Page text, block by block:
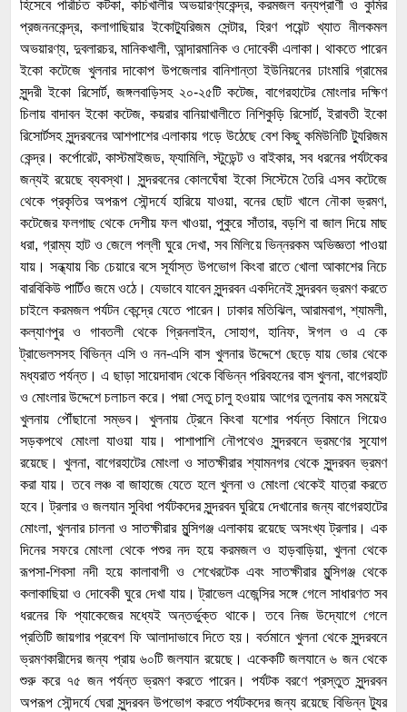
হিসেবে পরিচিত কটকা, কচিখালীর অভয়ারণ্যকেন্দ্র, করমজল বন্যপ্রাণী ও কুমির
প্রজননকেন্দ্র, কলাগাছিয়ার ইকোট্যুরিজম সেন্টার, হিরণ পয়েন্ট খ্যাত নীলকমল
অভয়ারণ্য, দুবলারচর, মানিকখালী, আন্দারমানিক ও দোবেকী এলাকা। থাকতে পারেন
ইকো কটেজে খুলনার দাকোপ উপজেলার বানিশান্তা ইউনিয়নের ঢাংমারি গ্রামের
সুন্দরী ইকো রিসোর্ট, জঙ্গলবাড়িসহ ২০-২৫টি কটেজ, বাগেরহাটের মোংলার দক্ষিণ
চিলায় বাদাবন ইকো কটেজ, কয়রার বানিয়াখালীতে নিশিকুড়ি রিসোর্ট, ইরাবতী ইকো
রিসোর্টসহ সুন্দরবনের আশপাশের এলাকায় গড়ে উঠেছে বেশ কিছু কমিউনিটি ট্যুরিজম
কেন্দ্র। কর্পোরেট, কাস্টমাইজড, ফ্যামিলি, স্টুডেন্ট ও বাইকার, সব ধরনের পর্যটকের
জন্যই রয়েছে ব্যবস্থা। সুন্দরবনের কোলঘেঁষা ইকো সিস্টেমে তৈরি এসব কটেজে
থেকে প্রকৃতির অপরূপ সৌন্দর্যে হারিয়ে যাওয়া, বনের ছোট খালে নৌকা ভ্রমণ,
কটেজের ফলগাছ থেকে দেশীয় ফল খাওয়া, পুকুরে সাঁতার, বড়শি বা জাল দিয়ে মাছ
ধরা, গ্রাম্য হাট ও জেলে পল্লী ঘুরে দেখা, সব মিলিয়ে ভিন্নরকম অভিজ্ঞতা পাওয়া
যায়। সন্ধ্যায় বিচ চেয়ারে বসে সূর্যাস্ত উপভোগ কিংবা রাতে খোলা আকাশের নিচে
বারবিকিউ পার্টিও জমে ওঠে। যেভাবে যাবেন সুন্দরবন একদিনেই সুন্দরবন ভ্রমণ করতে
চাইলে করমজল পর্যটন কেন্দ্রে যেতে পারেন। ঢাকার মতিঝিল, আরামবাগ, শ্যামলী,
কল্যাণপুর ও গাবতলী থেকে গ্রিনলাইন, সোহাগ, হানিফ, ঈগল ও এ কে
ট্রাভেলসসহ বিভিন্ন এসি ও নন-এসি বাস খুলনার উদ্দেশে ছেড়ে যায় ভোর থেকে
মধ্যরাত পর্যন্ত। এ ছাড়া সায়েদাবাদ থেকে বিভিন্ন পরিবহনের বাস খুলনা, বাগেরহাট
ও মোংলার উদ্দেশে চলাচল করে। পদ্মা সেতু চালু হওয়ায় আগের তুলনায় কম সময়েই
খুলনায় পৌঁছানো সম্ভব। খুলনায় ট্রেনে কিংবা যশোর পর্যন্ত বিমানে গিয়েও
সড়কপথে মোংলা যাওয়া যায়। পাশাপাশি নৌপথেও সুন্দরবনে ভ্রমণের সুযোগ
রয়েছে। খুলনা, বাগেরহাটের মোংলা ও সাতক্ষীরার শ্যামনগর থেকে সুন্দরবন ভ্রমণ
করা যায়। তবে লঞ্চ বা জাহাজে যেতে হলে খুলনা ও মোংলা থেকেই যাত্রা করতে
হবে। ট্রলার ও জলযান সুবিধা পর্যটকদের সুন্দরবন ঘুরিয়ে দেখানোর জন্য বাগেরহাটের
মোংলা, খুলনার চালনা ও সাতক্ষীরার মুন্সিগঞ্জ এলাকায় রয়েছে অসংখ্য ট্রলার। এক
দিনের সফরে মোংলা থেকে পশুর নদ হয়ে করমজল ও হাড়বাড়িয়া, খুলনা থেকে
রূপসা-শিবসা নদী হয়ে কালাবাগী ও শেখেরটেক এবং সাতক্ষীরার মুন্সিগঞ্জ থেকে
কলাকাছিয়া ও দোবেকী ঘুরে দেখা যায়। ট্রাভেল এজেন্সির সঙ্গে গেলে সাধারণত সব
ধরনের ফি প্যাকেজের মধ্যেই অন্তর্ভুক্ত থাকে। তবে নিজ উদ্যোগে গেলে
প্রতিটি জায়গার প্রবেশ ফি আলাদাভাবে দিতে হয়। বর্তমানে খুলনা থেকে সুন্দরবনে
ভ্রমণকারীদের জন্য প্রায় ৬০টি জলযান রয়েছে। একেকটি জলযানে ৬ জন থেকে
শুরু করে ৭৫ জন পর্যন্ত ভ্রমণ করতে পারেন। পর্যটক বরণে প্রস্তুত সুন্দরবন
অপরূপ সৌন্দর্যে ঘেরা সুন্দরবন উপভোগ করতে পর্যটকদের জন্য রয়েছে বিভিন্ন ট্যুর